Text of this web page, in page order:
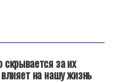
за их
на нашу жизнь